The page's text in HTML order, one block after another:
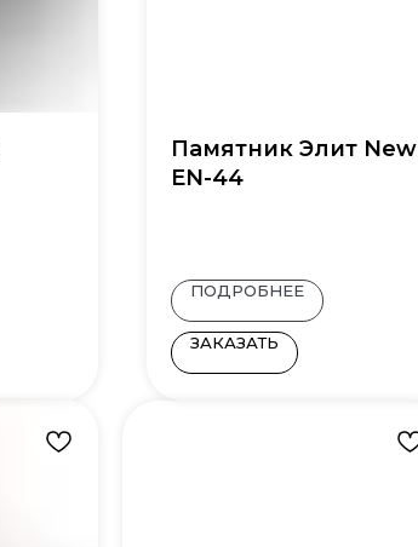
Памятник Элит New
EN-44
ПОДРОБНЕЕ
ЗАКАЗАТЬ